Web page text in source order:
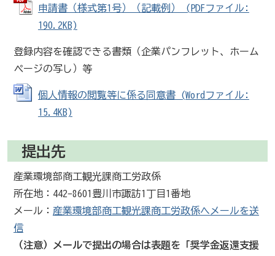
申請書（様式第1号）（記載例） (PDFファイル:
190.2KB)
登録内容を確認できる書類（企業パンフレット、ホーム
ページの写し）等
個人情報の閲覧等に係る同意書 (Wordファイル:
15.4KB)
提出先
産業環境部商工観光課商工労政係
所在地：442-8601豊川市諏訪1丁目1番地
メール： 産業環境部商工観光課商工労政係へメールを送
信
（注意）メールで提出の場合は表題を「奨学金返還支援